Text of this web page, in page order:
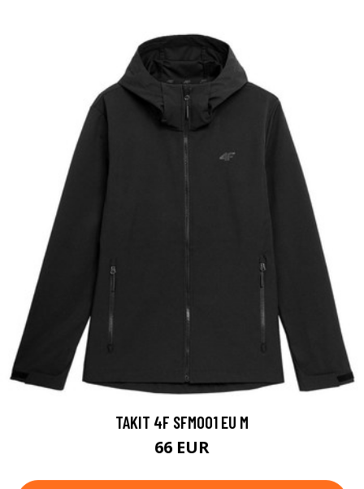
TAKIT 4F SFM001 EU M
66 EUR